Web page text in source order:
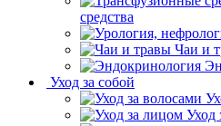
средства
Чаи и
Уход за собой
Уход